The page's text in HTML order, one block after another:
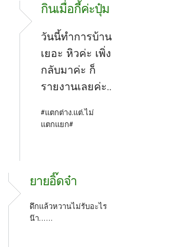
กินเมื่อกี้ค่ะปุ๋ม
วันนี้ทำการบ้าน
เยอะ หิวค่ะ เพิ่ง
กลับมาค่ะ ก็
รายงานเลยค่ะ..
#แตกต่าง.แต่.ไม่
แตกแยก#
ยายอิ๊ดจ๋า
ดึกแล้วหวานไม่รับอะไร
น๊า......